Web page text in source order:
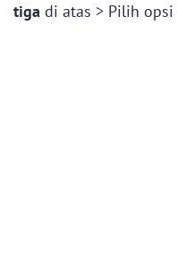
tiga di atas > Pilih opsi